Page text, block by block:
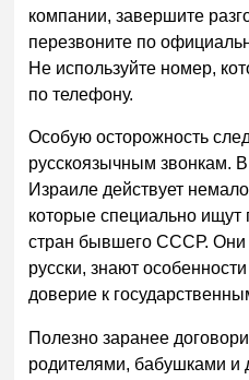
компании, завершите
перезвоните по
Не используйте номер,
по телефону.
Особую осторожность
русскоязычным звонкам.
Израиле действует
которые специально
стран бывшего СССР. Они
русски, знают
доверие к
Полезно заранее
родителями, бабушками и